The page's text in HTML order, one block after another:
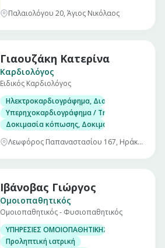
Παλαιολόγου 20, Άγιος Νικόλαος
Γιαουζάκη Κατερίνα
Καρδιολόγος
Ειδικός Καρδιολόγος
Ηλεκτροκαρδιογράφημα, Διοισοφάγειο
Υπερηχοκαρδιογράφημα / Triplex
Δοκιμασία κόπωσης, Δοκιμασία ανάκλισης
Λεωφόρος Παπαναστασίου 167, Ηράκλειο
Ιβάνοβας Γιώργος
Ομοιοπαθητικός
Ομοιοπαθητικός - Φυσιοπαθητικός
ΥΠΗΡΕΣΙΕΣ ΟΜΟΙΟΠΑΘΗΤΙΚΗΣ
Προληπτική ιατρική